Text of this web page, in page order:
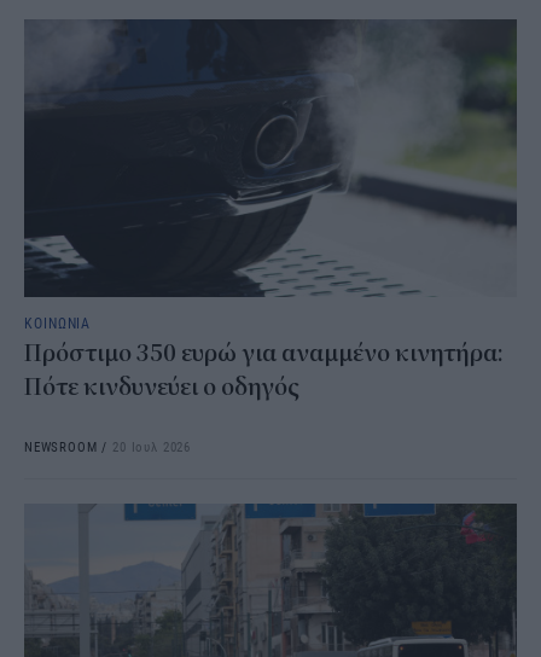
ΚΟΙΝΩΝΙΑ
Πρόστιμο 350 ευρώ για αναμμένο κινητήρα:
Πότε κινδυνεύει ο οδηγός
NEWSROOM / 20 Ιουλ 2026